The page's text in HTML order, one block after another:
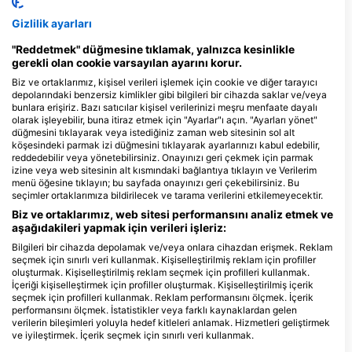
her seviyedeki dalgıç için erişilebilir kılmaktadır. Bununla
birlikte, daha heyecan arayan dalgıçlar için de birçok fırsat
Savaşı batığı, bir dizi mağara, bazı derin dalış noktaları, akıntı
dalışı fırsatları ve yemyeşil sularla çevrili beş el değmemiş
adadan oluşan muhteşem ve gelişen Tunku Abdul Rahman
Deniz Parkı bulunmaktadır. Bu bölgede her türden ilgi alanına
sahip dalgıçların heyecanlanabileceği birçok unsur mevcuttur.
Dalış Merkezleri
Scuba Kinabalu Dive Station
Graceville, 88450 Kota Kinabalu,
Malezya
Empire Scuba Supplies
E-G-22A, Inanam Kapital, Lorong
Inanam Kapital 3A Jalan Nountun,
Inanam Kota Kinabalu, 88450
Sabah, Malezya
Medusa Scuba International
Lot G19, Ground Floor,
Oceanus Waterfront Mall,
Jalan Tun Fuad Stephens,,
88000 Kota Kinabalu,
Scuba Culture
Lot 7, 2nd Floor,
SH9, (MDP SH9-7-
Kota Kinabalu,
Gizlilik ayarları
"Reddetmek" düğmesine tıklamak, yalnızca kesinlikle
gerekli olan cookie varsayılan ayarını korur.
Biz ve ortaklarımız, kişisel verileri işlemek için cookie ve diğer tarayıcı
depolarındaki benzersiz kimlikler gibi bilgileri bir cihazda saklar ve/veya
bunlara erişiriz. Bazı satıcılar kişisel verilerinizi meşru menfaate dayalı
olarak işleyebilir, buna itiraz etmek için "Ayarlar"ı açın. "Ayarları yönet"
düğmesini tıklayarak veya istediğiniz zaman web sitesinin sol alt
köşesindeki parmak izi düğmesini tıklayarak ayarlarınızı kabul edebilir,
reddedebilir veya yönetebilirsiniz. Onayınızı geri çekmek için parmak
izine veya web sitesinin alt kısmındaki bağlantıya tıklayın ve Verilerim
menü öğesine tıklayın; bu sayfada onayınızı geri çekebilirsiniz. Bu
seçimler ortaklarımıza bildirilecek ve tarama verilerini etkilemeyecektir.
Biz ve ortaklarımız, web sitesi performansını analiz etmek ve
aşağıdakileri yapmak için verileri işleriz:
Bilgileri bir cihazda depolamak ve/veya onlara cihazdan erişmek. Reklam
seçmek için sınırlı veri kullanmak. Kişiselleştirilmiş reklam için profiller
oluşturmak. Kişiselleştirilmiş reklam seçmek için profilleri kullanmak.
İçeriği kişiselleştirmek için profiller oluşturmak. Kişiselleştirilmiş içerik
seçmek için profilleri kullanmak. Reklam performansını ölçmek. İçerik
performansını ölçmek. İstatistikler veya farklı kaynaklardan gelen
verilerin bileşimleri yoluyla hedef kitleleri anlamak. Hizmetleri geliştirmek
ve iyileştirmek. İçerik seçmek için sınırlı veri kullanmak.